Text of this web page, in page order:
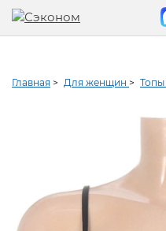
Главная > Для женщин > Топы